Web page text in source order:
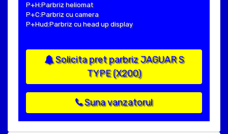
P+H:Parbriz heliomat
P+C:Parbriz cu camera
P+Hud:Parbriz cu head up display
Solicita pret parbriz JAGUAR S
TYPE (X200)
Suna vanzatorul